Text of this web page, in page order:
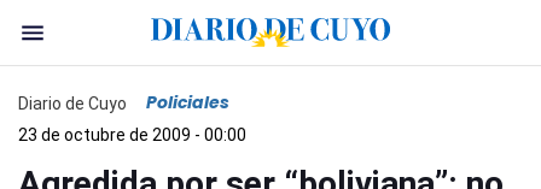
Diario de Cuyo Policiales
23 de octubre de 2009 - 00:00